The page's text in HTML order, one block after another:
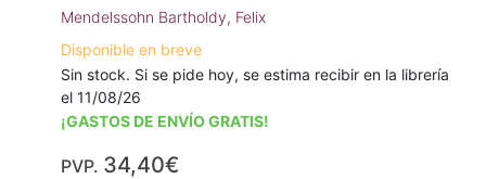
Mendelssohn Bartholdy, Felix
Disponible en breve
Sin stock. Si se pide hoy, se estima recibir en la librería
el 11/08/26
¡GASTOS DE ENVÍO GRATIS!
PVP. 34,40€